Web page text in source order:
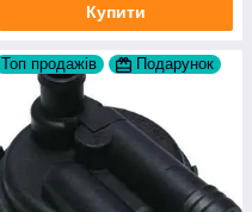
Купити
Топ продажів Подарунок